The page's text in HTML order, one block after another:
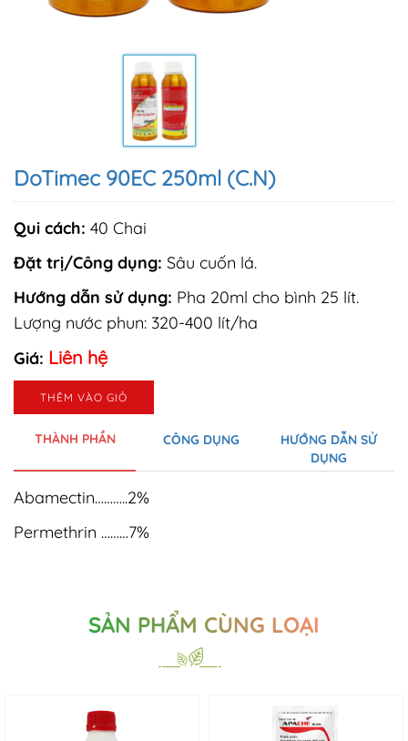
DoTimec 90EC 250ml (C.N)
Qui cách: 40 Chai
Đặt trị/Công dụng: Sâu cuốn lá.
Hướng dẫn sử dụng: Pha 20ml cho bình 25 lít.
Lượng nước phun: 320-400 lít/ha
Giá: Liên hệ
THÊM VÀO GIỎ
THÀNH PHẦN CÔNG DỤNG
HƯỚNG DẪN SỬ
DỤNG
Abamectin………..2%
Permethrin ………7%
SẢN PHẨM CÙNG LOẠI